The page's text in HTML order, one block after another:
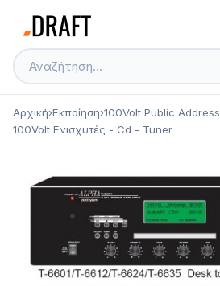
Αρχική›Εκποίηση›100Volt Public Address
100Volt Ενισχυτές - Cd - Tuner